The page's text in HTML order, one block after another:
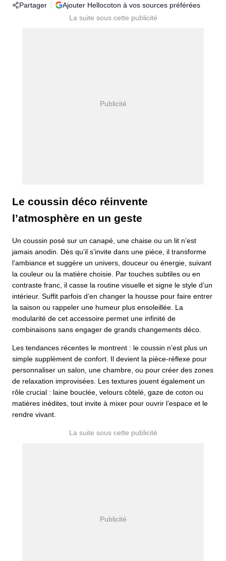
Partager Ajouter Hellocoton à vos sources préférées
Le coussin déco réinvente
l’atmosphère en un geste
Un coussin posé sur un canapé, une chaise ou un lit n’est
jamais anodin. Dès qu’il s’invite dans une pièce, il transforme
l’ambiance et suggère un univers, douceur ou énergie, suivant
la couleur ou la matière choisie. Par touches subtiles ou en
contraste franc, il casse la routine visuelle et signe le style d’un
intérieur. Suffit parfois d’en changer la housse pour faire entrer
la saison ou rappeler une humeur plus ensoleillée. La
modularité de cet accessoire permet une infinité de
combinaisons sans engager de grands changements déco.
Les tendances récentes le montrent : le coussin n’est plus un
simple supplément de confort. Il devient la pièce-réflexe pour
personnaliser un salon, une chambre, ou pour créer des zones
de relaxation improvisées. Les textures jouent également un
rôle crucial : laine bouclée, velours côtelé, gaze de coton ou
matières inédites, tout invite à mixer pour ouvrir l’espace et le
rendre vivant.